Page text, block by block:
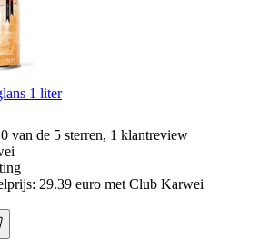
1 liter
van de 5 sterren, 1 klantreview
29.39 euro met Club Karwei